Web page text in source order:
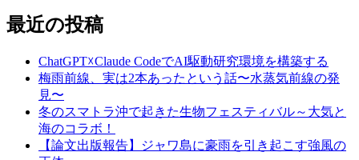
最近の投稿
ChatGPT☓Claude CodeでAI駆動研究環境を構築する
梅雨前線、実は2本あったという話〜水蒸気前線の発
見〜
冬のスマトラ沖で起きた生物フェスティバル～大気と
海のコラボ！
【論文出版報告】ジャワ島に豪雨を引き起こす強風の